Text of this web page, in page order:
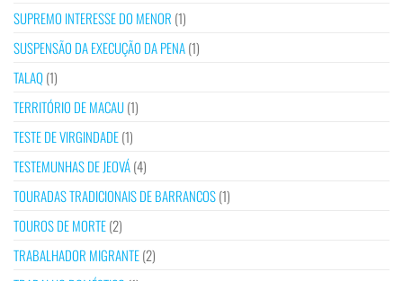
SUPREMO INTERESSE DO MENOR (1)
SUSPENSÃO DA EXECUÇÃO DA PENA(1)
TALAQ(1)
TERRITÓRIO DE MACAU(1)
TESTE DE VIRGINDADE(1)
TESTEMUNHAS DE JEOVÁ(4)
TOURADAS TRADICIONAIS DE BARRANCOS(1)
TOUROS DE MORTE(2)
TRABALHADOR MIGRANTE(2)